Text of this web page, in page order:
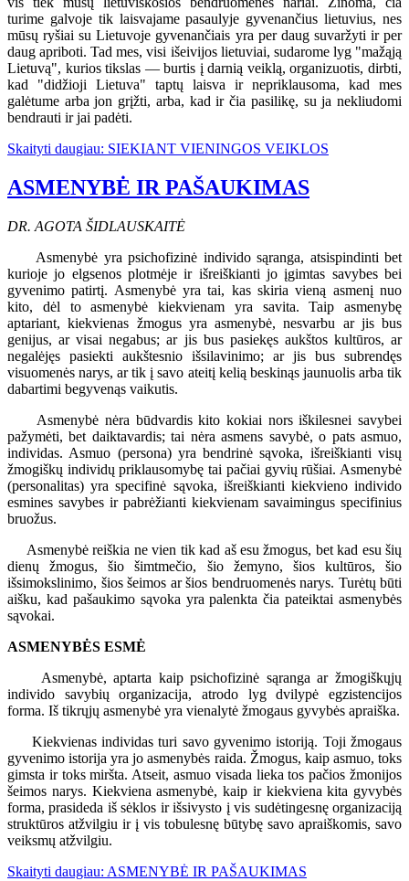
turime galvoje tik laisvajame pasaulyje gyvenančius lietuvius, nes
mūsų ryšiai su Lietuvoje gyvenančiais yra per daug suvaržyti ir per
daug apriboti. Tad mes, visi išeivijos lietuviai, sudarome lyg "mažąją
Lietuvą", kurios tikslas — burtis į darnią veiklą, organizuotis, dirbti,
kad "didžioji Lietuva" taptų laisva ir nepriklausoma, kad mes
galėtume arba jon grįžti, arba, kad ir čia pasilikę, su ja nekliudomi
bendrauti ir jai padėti.
Skaityti daugiau: SIEKIANT VIENINGOS VEIKLOS
ASMENYBĖ IR PAŠAUKIMAS
DR. AGOTA ŠIDLAUSKAITĖ
Asmenybė yra psichofizinė individo sąranga, atsispindinti bet
kurioje jo elgsenos plotmėje ir išreiškianti jo įgimtas savybes bei
gyvenimo patirtį. Asmenybė yra tai, kas skiria vieną asmenį nuo
kito, dėl to asmenybė kiekvienam yra savita. Taip asmenybę
aptariant, kiekvienas žmogus yra asmenybė, nesvarbu ar jis bus
genijus, ar visai negabus; ar jis bus pasiekęs aukštos kultūros, ar
negalėjęs pasiekti aukštesnio išsilavinimo; ar jis bus subrendęs
visuomenės narys, ar tik į savo ateitį kelią beskinąs jaunuolis arba tik
dabartimi begyvenąs vaikutis.
Asmenybė nėra būdvardis kito kokiai nors iškilesnei savybei
pažymėti, bet daiktavardis; tai nėra asmens savybė, o pats asmuo,
individas. Asmuo (persona) yra bendrinė sąvoka, išreiškianti visų
žmogiškų individų priklausomybę tai pačiai gyvių rūšiai. Asmenybė
(personalitas) yra specifinė sąvoka, išreiškianti kiekvieno individo
esmines savybes ir pabrėžianti kiekvienam savaimingus specifinius
bruožus.
Asmenybė reiškia ne vien tik kad aš esu žmogus, bet kad esu šių
dienų žmogus, šio šimtmečio, šio žemyno, šios kultūros, šio
išsimokslinimo, šios šeimos ar šios bendruomenės narys. Turėtų būti
aišku, kad pašaukimo sąvoka yra palenkta čia pateiktai asmenybės
sąvokai.
ASMENYBĖS ESMĖ
Asmenybė, aptarta kaip psichofizinė sąranga ar žmogiškųjų
individo savybių organizacija, atrodo lyg dvilypė egzistencijos
forma. Iš tikrųjų asmenybė yra vienalytė žmogaus gyvybės apraiška.
Kiekvienas individas turi savo gyvenimo istoriją. Toji žmogaus
gyvenimo istorija yra jo asmenybės raida. Žmogus, kaip asmuo, toks
gimsta ir toks miršta. Atseit, asmuo visada lieka tos pačios žmonijos
šeimos narys. Kiekviena asmenybė, kaip ir kiekviena kita gyvybės
forma, prasideda iš sėklos ir išsivysto į vis sudėtingesnę organizaciją
struktūros atžvilgiu ir į vis tobulesnę būtybę savo apraiškomis, savo
veiksmų atžvilgiu.
Skaityti daugiau: ASMENYBĖ IR PAŠAUKIMAS